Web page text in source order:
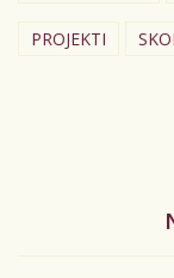
PROJEKTI